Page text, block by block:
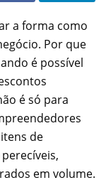
a forma como
Por que
é possível
é só para
de
em volume.